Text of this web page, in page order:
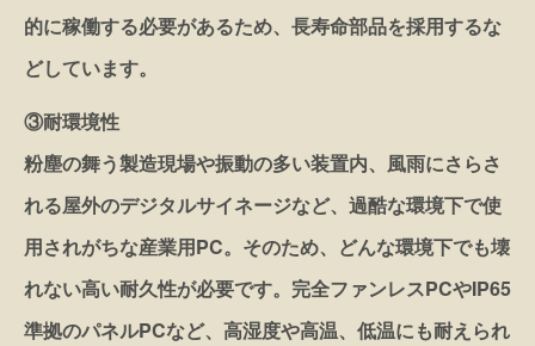
的に稼働する必要があるため、長寿命部品を採用するな
どしています。
③耐環境性
粉塵の舞う製造現場や振動の多い装置内、風雨にさらさ
れる屋外のデジタルサイネージなど、過酷な環境下で使
用されがちな産業用PC。そのため、どんな環境下でも壊
れない高い耐久性が必要です。完全ファンレスPCやIP65
準拠のパネルPCなど、高湿度や高温、低温にも耐えられ